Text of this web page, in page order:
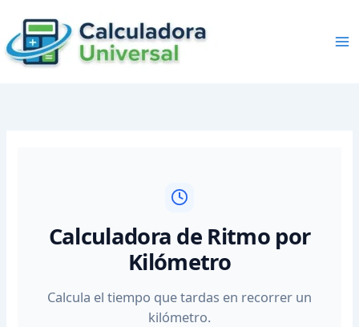
content
Calculadora de Ritmo por
Kilómetro
Calcula el tiempo que tardas en recorrer un
kilómetro.